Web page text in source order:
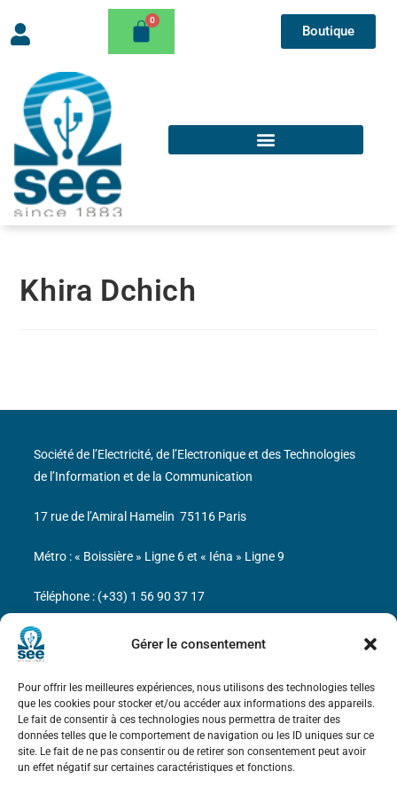
Gérer le consentement
Pour offrir les meilleures expériences, nous utilisons des technologies telles
que les cookies pour stocker et/ou accéder aux informations des appareils.
Le fait de consentir à ces technologies nous permettra de traiter des
données telles que le comportement de navigation ou les ID uniques sur ce
site. Le fait de ne pas consentir ou de retirer son consentement peut avoir
un effet négatif sur certaines caractéristiques et fonctions.
Boutique
Khira Dchich
Bicentenaire des découvertes d’André-
Marie Ampère
Mentions légales
Société de l’Electricité, de l’Electronique et des Technologies
de l’Information et de la Communication
17 rue de l’Amiral Hamelin 75116 Paris
Métro : « Boissière » Ligne 6 et « Iéna » Ligne 9
Téléphone : (+33) 1 56 90 37 17
N° de SIREN : 785 393 232, Code APE : 9412Z TVA intra-
communautaire : FR44 785 393 232